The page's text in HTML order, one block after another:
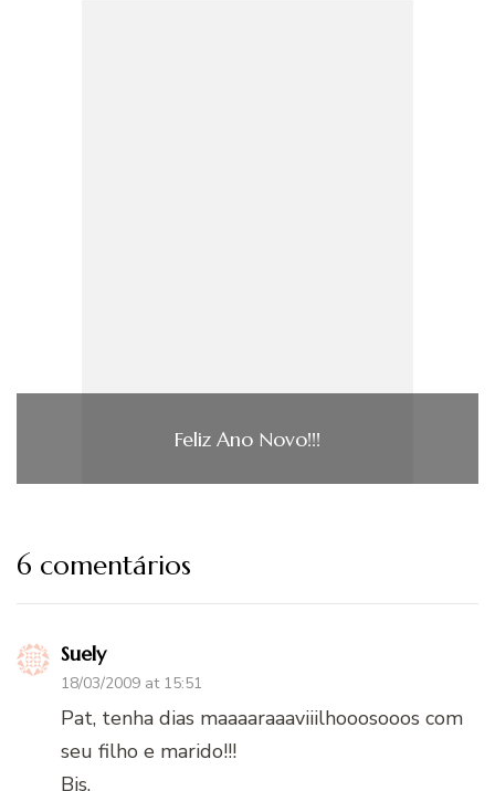
Feliz Ano Novo!!!
6 comentários
Suely
18/03/2009 at 15:51
Pat, tenha dias maaaaraaaviiilhooosooos com
seu filho e marido!!!
Bjs.